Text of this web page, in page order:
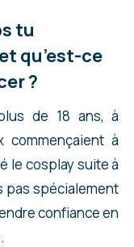
tu
qu’est-ce
?
de 18 ans, à
commençaient à
le cosplay suite à
pas spécialement
confiance en